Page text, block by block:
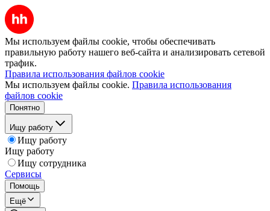
Мы используем файлы cookie, чтобы обеспечивать
правильную работу нашего веб-сайта и анализировать сетевой
трафик.
Правила использования файлов cookie
Мы используем файлы cookie. Правила использования
файлов cookie
Понятно
Ищу работу
Ищу работу
Ищу работу
Ищу сотрудника
Сервисы
Помощь
Ещё